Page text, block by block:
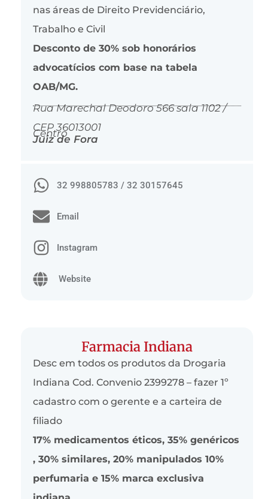
nas áreas de Direito Previdenciário,
Trabalho e Civil
Desconto de 30% sob honorários
advocatícios com base na tabela
OAB/MG.
Rua Marechal Deodoro 566 sala 1102 /
CEP 36013001
Centro
Juiz de Fora
32 998805783 / 32 30157645
Email
Instagram
Website
Farmacia Indiana
Desc em todos os produtos da Drogaria
Indiana Cod. Convenio 2399278 – fazer 1º
cadastro com o gerente e a carteira de
filiado
17% medicamentos éticos, 35% genéricos
, 30% similares, 20% manipulados 10%
perfumaria e 15% marca exclusiva